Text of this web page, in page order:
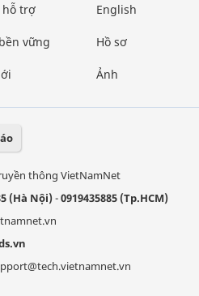
hỗ trợ
vững
English
Hồ sơ
Ảnh
thông VietNamNet
(Hà Nội)-0919435885 (Tp.HCM)